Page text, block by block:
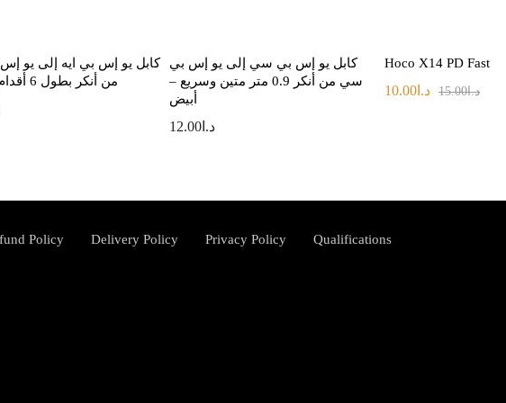
كابل يو إس بي ايه إلى يو
من أنكر بطول 6 أقدام – أسود
كابل يو إس بي سي إلى يو إس بي
سي من أنكر 0.9 متر متين وسريع –
أبيض
د.ا 12.00
Hoco X14 PD Fast
د.ا15.00 د.ا10.00
Policy Delivery Policy Privacy Policy Qualifications